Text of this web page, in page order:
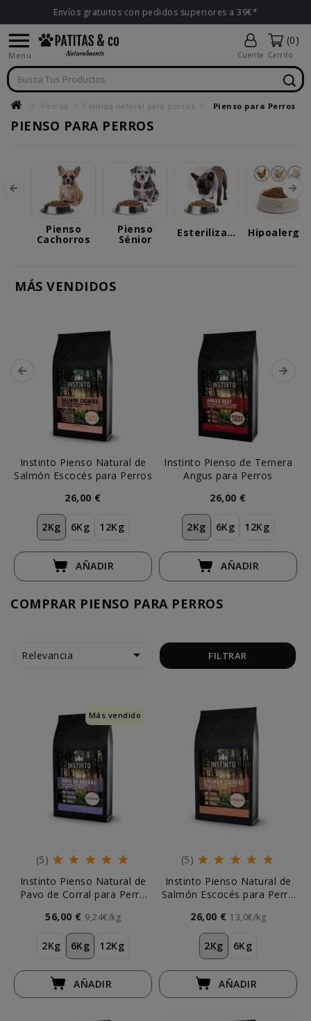
Envíos gratuitos con pedidos superiores a 39€*

Menu Cuenta
(0)
Carrito
Perros Comida natural para perros Pienso para Perros
PIENSO PARA PERROS
Pienso
Cachorros
Pienso
Sénior
Esterilizados
MÁS VENDIDOS
Instinto Pienso Natural de
Salmón Escocés para Perros
26,00 €
2Kg 6Kg 12Kg
AÑADIR
Instinto Pienso de Ternera
Angus para Perros
26,00 €
2Kg 6Kg 12Kg
AÑADIR
COMPRAR PIENSO PARA PERROS
Relevancia  FILTRAR
Más vendido
(5)
Instinto Pienso Natural de
Pavo de Corral para Perro
56,00 € 9,24€/kg
2Kg 6Kg 12Kg
AÑADIR
(5)
Instinto Pienso Natural de
Salmón Escocés para Perro
26,00 € 13,0€/kg
2Kg 6Kg
AÑADIR